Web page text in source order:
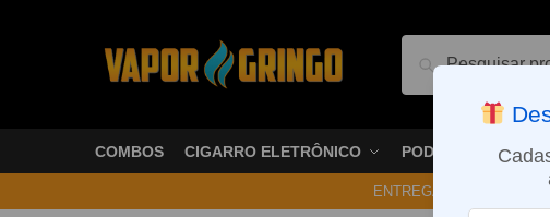
Pesquisar
COMBOS CIGARRO ELETRÔNICO PODS
ENTREGA NO MESMO